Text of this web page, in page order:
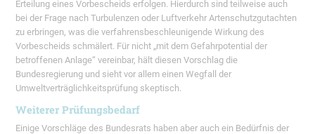
Erteilung eines Vorbescheids erfolgen. Hierdurch sind teilweise auch
bei der Frage nach Turbulenzen oder Luftverkehr Artenschutzgutachten
zu erbringen, was die verfahrensbeschleunigende Wirkung des
Vorbescheids schmälert. Für nicht „mit dem Gefahrpotential der
betroffenen Anlage“ vereinbar, hält diesen Vorschlag die
Bundesregierung und sieht vor allem einen Wegfall der
Umweltverträglichkeitsprüfung skeptisch.
Weiterer Prüfungsbedarf
Einige Vorschläge des Bundesrats haben aber auch ein Bedürfnis der